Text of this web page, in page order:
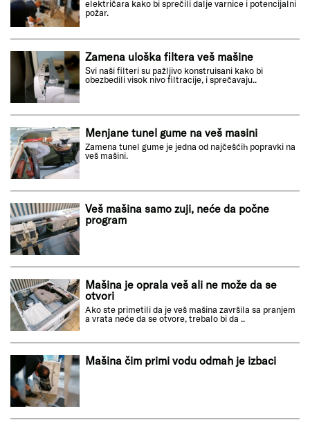
električara kako bi sprečili dalje varnice i potencijalni
požar.
Zamena uloška filtera veš mašine
Svi naši filteri su pažljivo konstruisani kako bi
obezbedili visok nivo filtracije, i sprečavaju..
Menjane tunel gume na veš masini
Zamena tunel gume je jedna od najčešćih popravki na
veš mašini.
Veš mašina samo zuji, neće da počne
program
Mašina je oprala veš ali ne može da se
otvori
Ako ste primetili da je veš mašina završila sa pranjem
a vrata neće da se otvore, trebalo bi da ..
Mašina čim primi vodu odmah je izbaci